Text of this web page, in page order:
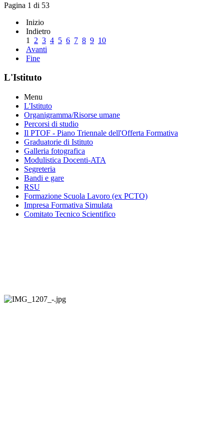
Pagina 1 di 53
Inizio
Indietro
1
2 3 4 5 6 7 8 9 10
Avanti
Fine
L'Istituto
Menu
L'Istituto
Organigramma/Risorse umane
Percorsi di studio
Il PTOF - Piano Triennale dell'Offerta Formativa
Graduatorie di Istituto
Galleria fotografica
Modulistica Docenti-ATA
Segreteria
Bandi e gare
RSU
Formazione Scuola Lavoro (ex PCTO)
Impresa Formativa Simulata
Comitato Tecnico Scientifico